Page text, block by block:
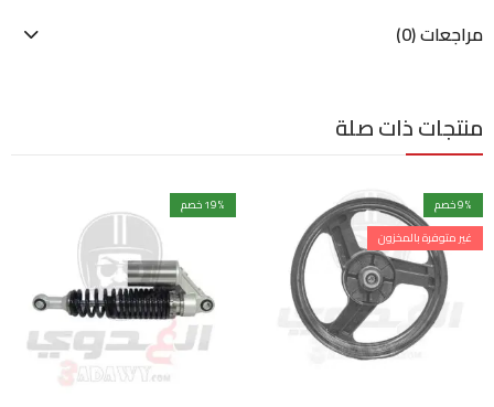
مراجعات (0)
منتجات ذات صلة
9% خصم
غير متوفرة بالمخزون
19% خصم